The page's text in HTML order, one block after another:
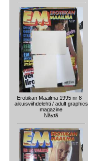
Erotiikan Maailma 1995 nr 8 -
aikuisviihdelehti / adult graphics
magazine
Näytä